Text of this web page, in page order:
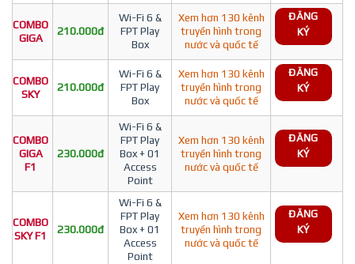
COMBO
GIGA
210.000đ
Wi-Fi 6 &
FPT Play
Box
Xem hơn 130 kênh
truyền hình trong
nước và quốc tế
ĐĂNG
KÝ
COMBO
SKY
210.000đ
Wi-Fi 6 &
FPT Play
Box
Xem hơn 130 kênh
truyền hình trong
nước và quốc tế
ĐĂNG
KÝ
COMBO
GIGA
F1
230.000đ
Wi-Fi 6 &
FPT Play
Box + 01
Access
Point
Xem hơn 130 kênh
truyền hình trong
nước và quốc tế
ĐĂNG
KÝ
COMBO
SKY F1
230.000đ
Wi-Fi 6 &
FPT Play
Box + 01
Access
Point
Xem hơn 130 kênh
truyền hình trong
nước và quốc tế
ĐĂNG
KÝ